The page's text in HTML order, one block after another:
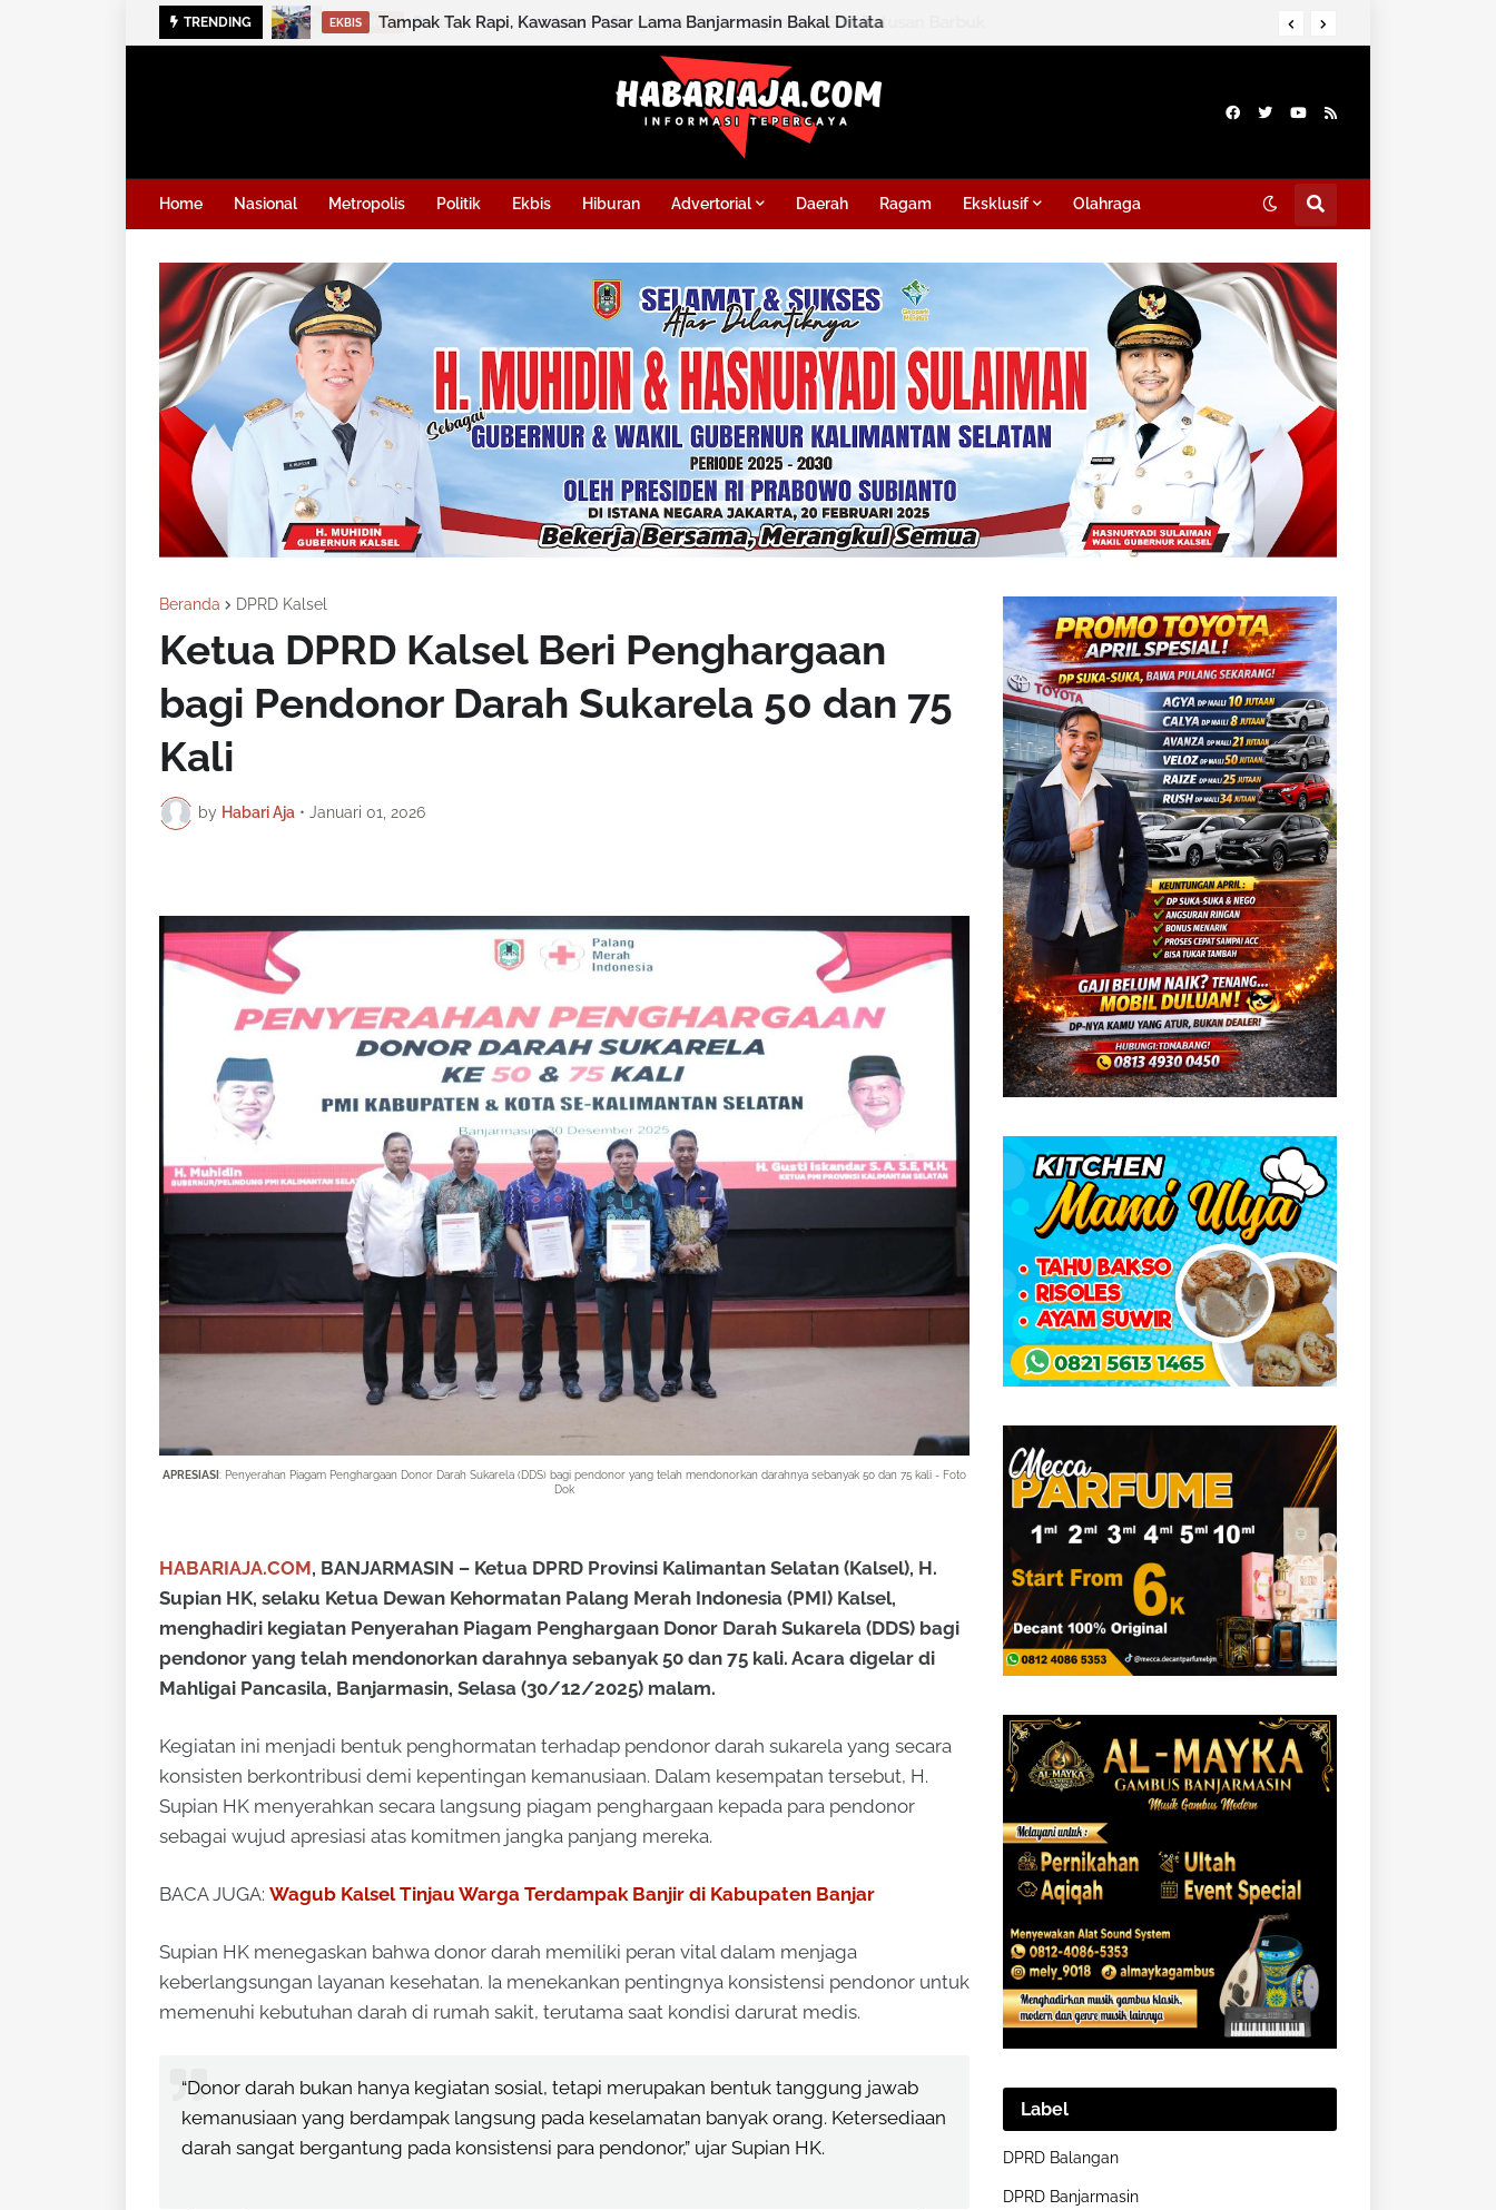
TRENDING KRIMINAL Polda Kalsel dan Jajaran Ringkus 126 Tersangka dan Sita Ratusan Barbuk
Home Nasional Metropolis Politik Ekbis Hiburan Advertorial Daerah Ragam Eksklusif Olahraga
Beranda DPRD Kalsel
Ketua DPRD Kalsel Beri Penghargaan
bagi Pendonor Darah Sukarela 50 dan 75
Kali
by Habari Aja • Januari 01, 2026
APRESIASI : Penyerahan Piagam Penghargaan Donor Darah Sukarela (DDS) bagi pendonor yang telah mendonorkan darahnya sebanyak 50 dan 75 kali - Foto
Dok
HABARIAJA.COM, BANJARMASIN – Ketua DPRD Provinsi Kalimantan Selatan (Kalsel), H.
Supian HK, selaku Ketua Dewan Kehormatan Palang Merah Indonesia (PMI) Kalsel,
menghadiri kegiatan Penyerahan Piagam Penghargaan Donor Darah Sukarela (DDS) bagi
pendonor yang telah mendonorkan darahnya sebanyak 50 dan 75 kali. Acara digelar di
Mahligai Pancasila, Banjarmasin, Selasa (30/12/2025) malam.
Kegiatan ini menjadi bentuk penghormatan terhadap pendonor darah sukarela yang secara
konsisten berkontribusi demi kepentingan kemanusiaan. Dalam kesempatan tersebut, H.
Supian HK menyerahkan secara langsung piagam penghargaan kepada para pendonor
sebagai wujud apresiasi atas komitmen jangka panjang mereka.
BACA JUGA: Wagub Kalsel Tinjau Warga Terdampak Banjir di Kabupaten Banjar
Supian HK menegaskan bahwa donor darah memiliki peran vital dalam menjaga
keberlangsungan layanan kesehatan. Ia menekankan pentingnya konsistensi pendonor untuk
memenuhi kebutuhan darah di rumah sakit, terutama saat kondisi darurat medis.
“Donor darah bukan hanya kegiatan sosial, tetapi merupakan bentuk tanggung jawab
kemanusiaan yang berdampak langsung pada keselamatan banyak orang. Ketersediaan
darah sangat bergantung pada konsistensi para pendonor,” ujar Supian HK.
Label
DPRD Balangan
DPRD Banjarmasin